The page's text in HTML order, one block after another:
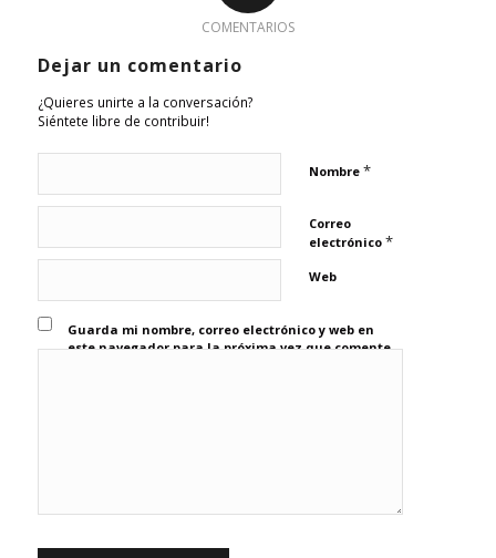
COMENTARIOS
Dejar un comentario
¿Quieres unirte a la conversación?
Siéntete libre de contribuir!
Nombre *
Correo
electrónico *
Web
Guarda mi nombre, correo electrónico y web en
este navegador para la próxima vez que comente.